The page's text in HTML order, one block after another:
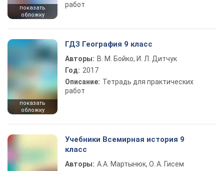
показать
обложку
работ
показать
обложку
ГДЗ География 9 класс
Авторы: В. М. Бойко, И. Л. Дитчук
Год: 2017
Описание: Тетрадь для практических
работ
Учебники Всемирная история 9
класс
Авторы: А.А. Мартынюк, О. А. Гисем